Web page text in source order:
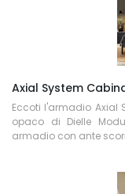
Axial System
Eccoti l'armadio
opaco di Dielle
armadio con ante